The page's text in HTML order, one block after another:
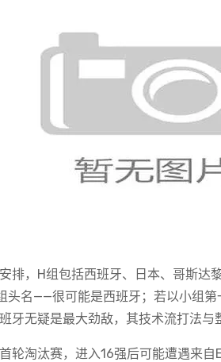
排，H组包括西班牙、日本、哥斯达
头名——很可能是西班牙；若以小组
牙无疑是最大劲敌，其技术流打法与
轮淘汰赛，进入16强后可能遭遇来